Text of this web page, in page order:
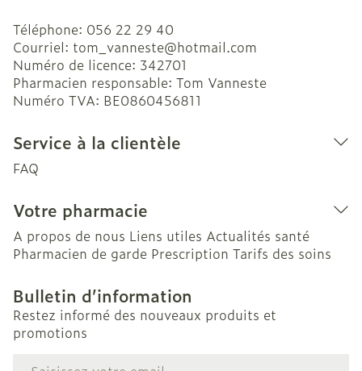
Téléphone: 056 22 29 40
Courriel: tom_vanneste@hotmail.com
Numéro de licence: 342701
Pharmacien responsable: Tom Vanneste
Numéro TVA: BE0860456811
Service à la clientèle
FAQ
Votre pharmacie
A propos de nous Liens utiles Actualités santé
Pharmacien de garde Prescription Tarifs des soins
Bulletin d’information
Restez informé des nouveaux produits et
promotions
Adresse mail